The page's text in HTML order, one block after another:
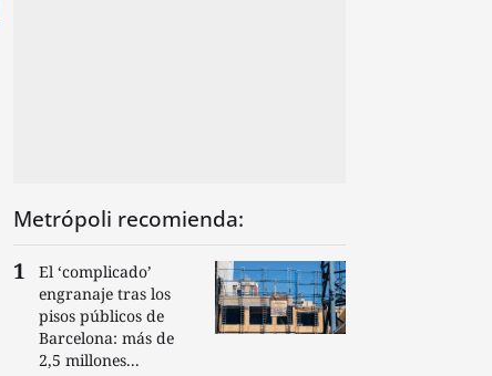
Metrópoli recomienda:
El ‘complicado’
engranaje tras los
pisos públicos de
Barcelona: más de
2,5 millones...